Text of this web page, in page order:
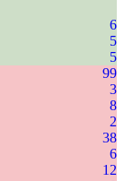
6
5
5
99
3
8
2
38
6
12